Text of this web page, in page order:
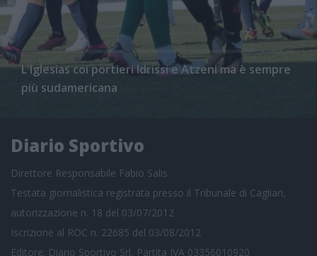
L'Iglesias coi portieri Idrissi e Atzeni ma è sempre
più sudamericana
Diario Sportivo
Direttore Responsabile Fabio Salis
Testata giornalistica registrata presso il Tribunale di Cagliari,
autorizzazione n. 18 del 03/07/2012
Iscrizione al ROC n. 22685 del 03/08/2012
Editore: Diario Sportivo Srl, Partita IVA 03356010920